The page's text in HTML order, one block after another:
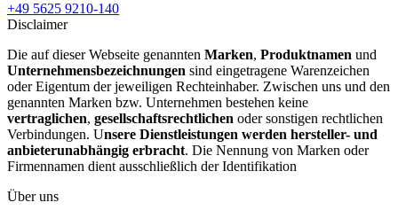
+49 5625 9210-140
Disclaimer
Die auf dieser Webseite genannten Marken, Produktnamen und
Unternehmensbezeichnungen sind eingetragene Warenzeichen
oder Eigentum der jeweiligen Rechteinhaber. Zwischen uns und den
genannten Marken bzw. Unternehmen bestehen keine
vertraglichen, gesellschaftsrechtlichen oder sonstigen rechtlichen
Verbindungen. Unsere Dienstleistungen werden hersteller- und
anbieterunabhängig erbracht. Die Nennung von Marken oder
Firmennamen dient ausschließlich der Identifikation
Über uns